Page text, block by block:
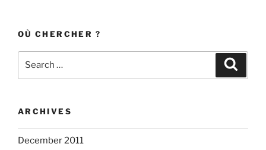
OÙ CHERCHER ?
ARCHIVES
December 2011